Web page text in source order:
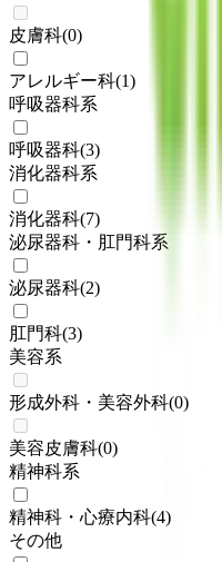
皮膚科(0)
アレルギー科(1)
呼吸器科系
呼吸器科(3)
消化器科系
消化器科(7)
泌尿器科・肛門科系
泌尿器科(2)
肛門科(3)
美容系
形成外科・美容外科(0)
美容皮膚科(0)
精神科系
精神科・心療内科(4)
その他